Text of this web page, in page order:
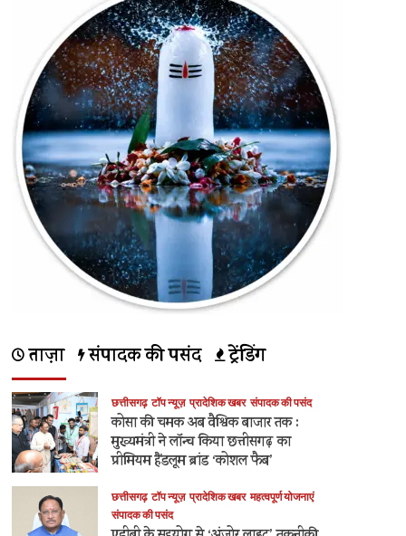
ताज़ा संपादक की पसंद ट्रेंडिंग
छत्तीसगढ़ टॉप न्यूज़ प्रादेशिक खबर संपादक की पसंद
कोसा की चमक अब वैश्विक बाजार तक :
मुख्यमंत्री ने लॉन्च किया छत्तीसगढ़ का
प्रीमियम हैंडलूम ब्रांड ‘कोशल फैब’
छत्तीसगढ़ टॉप न्यूज़ प्रादेशिक खबर महत्वपूर्ण योजनाएं
संपादक की पसंद